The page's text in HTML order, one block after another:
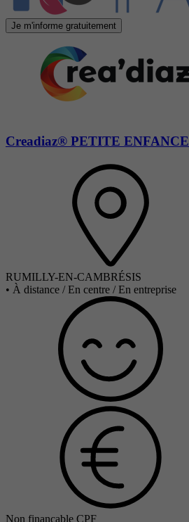
Je m'informe gratuitement
Creadiaz® PETITE ENFANCE
RUMILLY-EN-CAMBRÉSIS
• À distance / En centre / En entreprise
Non finançable CPF